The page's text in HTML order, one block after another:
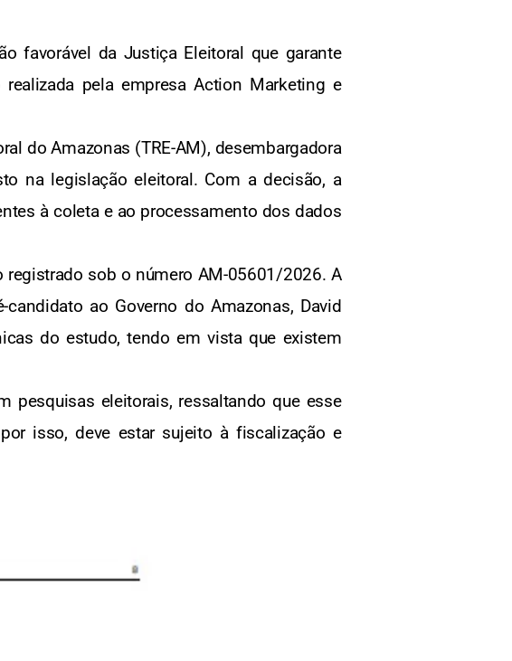
favorável da Justiça Eleitoral que garante
pela empresa Action Marketing e
do Amazonas (TRE-AM), desembargadora
na legislação eleitoral. Com a decisão, a
à coleta e ao processamento dos dados
sob o número AM-05601/2026. A
ao Governo do Amazonas, David
do estudo, tendo em vista que existem
pesquisas eleitorais, ressaltando que esse
isso, deve estar sujeito à fiscalização e